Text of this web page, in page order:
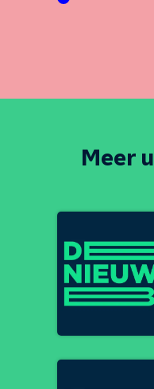
Meer